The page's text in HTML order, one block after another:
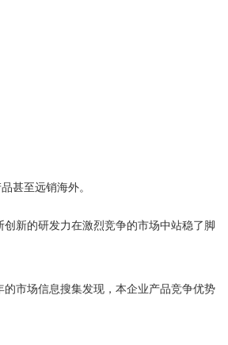
甚至远销海外。
新的研发力在激烈竞争的市场中站稳了脚
市场信息搜集发现，本企业产品竞争优势